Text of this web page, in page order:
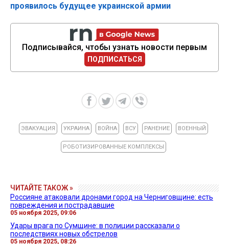
проявилось будущее украинской армии
Подписывайся, чтобы узнать новости первым
ПОДПИСАТЬСЯ
ЭВАКУАЦИЯ УКРАИНА ВОЙНА ВСУ РАНЕНИЕ ВОЕННЫЙ
РОБОТИЗИРОВАННЫЕ КОМПЛЕКСЫ
ЧИТАЙТЕ ТАКОЖ »
Россияне атаковали дронами город на Черниговщине: есть
повреждения и пострадавшие
05 ноября 2025, 09:06
Удары врага по Сумщине: в полиции рассказали о
последствиях новых обстрелов
05 ноября 2025, 08:26